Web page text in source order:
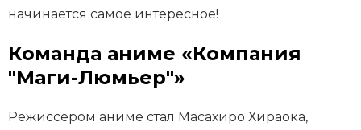
начинается самое интересное!
Команда аниме «Компания
"Маги-Люмьер"»
Режиссёром аниме стал Масахиро Хираока,